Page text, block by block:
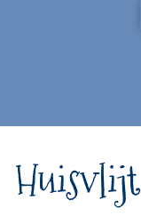
Huisvlijt